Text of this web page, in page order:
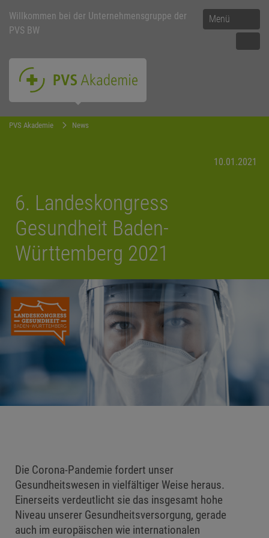
Menü
Willkommen bei der Unternehmensgruppe der
PVS BW
PVS Akademie News
10.01.2021
6. Landeskongress
Gesundheit Baden-
Württemberg 2021
Die Corona-Pandemie fordert unser
Gesundheitswesen in vielfältiger Weise heraus.
Einerseits verdeutlicht sie das insgesamt hohe
Niveau unserer Gesundheitsversorgung, gerade
auch im europäischen wie internationalen